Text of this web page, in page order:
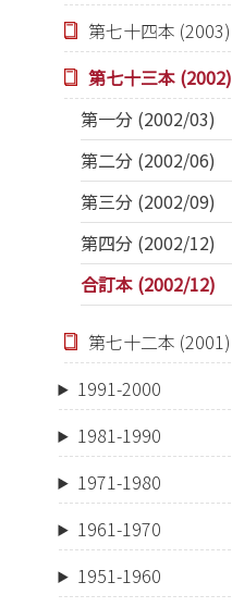
第七十四本 (2003)
第七十三本 (2002)
第一分 (2002/03)
第二分 (2002/06)
第三分 (2002/09)
第四分 (2002/12)
合訂本 (2002/12)
第七十二本 (2001)
1991-2000
1981-1990
1971-1980
1961-1970
1951-1960